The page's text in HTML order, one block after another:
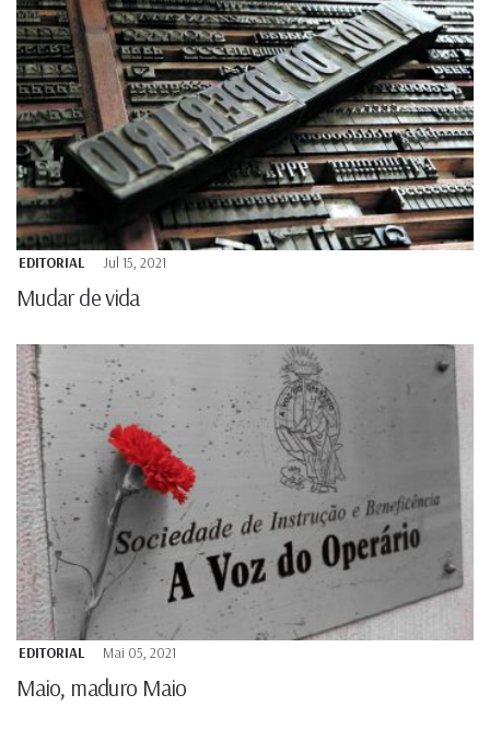
EDITORIAL Jul 15, 2021
Mudar de vida
EDITORIAL Mai 05, 2021
Maio, maduro Maio